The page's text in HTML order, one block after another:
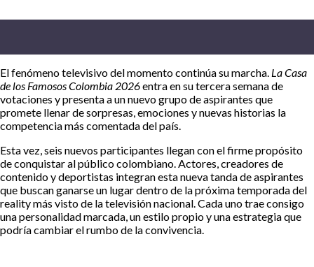
El fenómeno televisivo del momento continúa su marcha. La Casa
de los Famosos Colombia 2026entra en su tercera semana de
votaciones y presenta a un nuevo grupo de aspirantes que
promete llenar de sorpresas, emociones y nuevas historias la
competencia más comentada del país.
Esta vez, seis nuevos participantes llegan con el firme propósito
de conquistar al público colombiano. Actores, creadores de
contenido y deportistas integran esta nueva tanda de aspirantes
que buscan ganarse un lugar dentro de la próxima temporada del
reality más visto de la televisión nacional. Cada uno trae consigo
una personalidad marcada, un estilo propio y una estrategia que
podría cambiar el rumbo de la convivencia.